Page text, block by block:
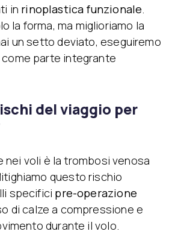
in rinoplastica funzionale.
la forma, ma miglioriamo la
un setto deviato, eseguiremo
parte integrante
del viaggio per
nei voli è la trombosi venosa
questo rischio
specifici pre-operazione
di calze a compressione e
durante il volo.